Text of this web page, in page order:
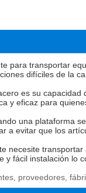
para transportar
difíciles de la
es su
y eficaz para
una plataforma
a evitar que los
fácil instalación
proveedores,